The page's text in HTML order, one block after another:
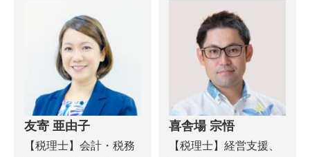
友寄 亜由子
【税理士】会計・税務
喜舎場 宗悟
【税理士】経営支援、